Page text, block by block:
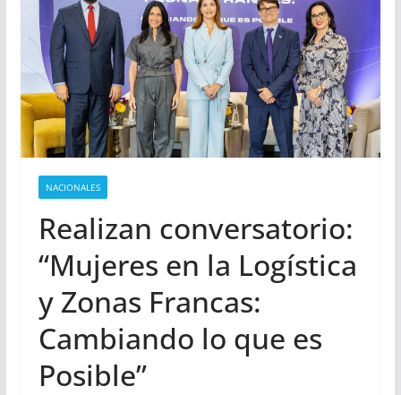
NACIONALES
Realizan conversatorio:
“Mujeres en la Logística
y Zonas Francas:
Cambiando lo que es
Posible”